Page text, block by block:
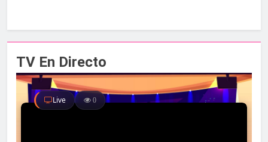
TV En Directo